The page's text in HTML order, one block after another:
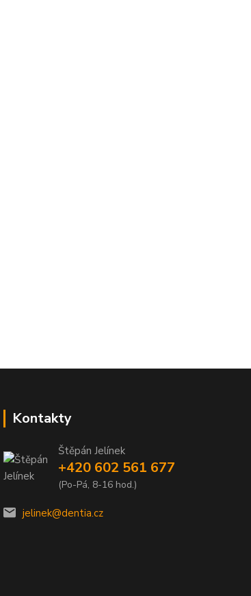
Kontakty
Štěpán Jelínek
+420 602 561 677
(Po-Pá, 8-16 hod.)
jelinek@dentia.cz